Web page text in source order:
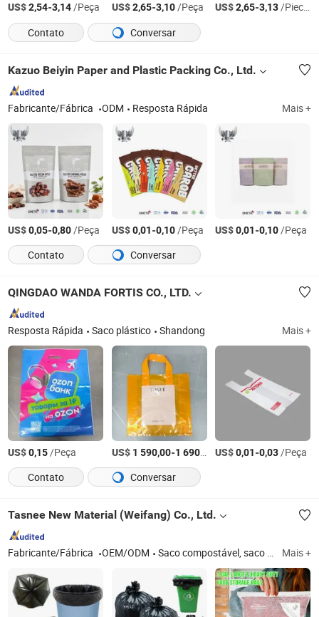
US$2,54-3,14/Peça US$2,65-3,10/Peça US$2,65-3,13/Pieces
Contato
Conversar
Kazuo Beiyin Paper and Plastic Packing Co., Ltd.
Fabricante/Fábrica ODM Resposta Rápida Mais +
US$0,05-0,80/Peça US$0,01-0,10/Peça US$0,01-0,10/Peça
Contato
Conversar
QINGDAO WANDA FORTIS CO., LTD.
Resposta Rápida Saco plástico Shandong Mais +
US$0,15/Peça US$ 1 590,00-1 690,00 /Tonelada
US$0,01-0,03/Peça
Contato
Conversar
Tasnee New Material (Weifang) Co., Ltd.
Fabricante/Fábrica OEM/ODM Saco compostável, saco de lixo, saco de compras, saco ziplock, saco deslizante, saco tipo camiseta, avental de luva, saco envelope, saco de gelo, saco perfurado, saco de papel, saco não tecido Mais +